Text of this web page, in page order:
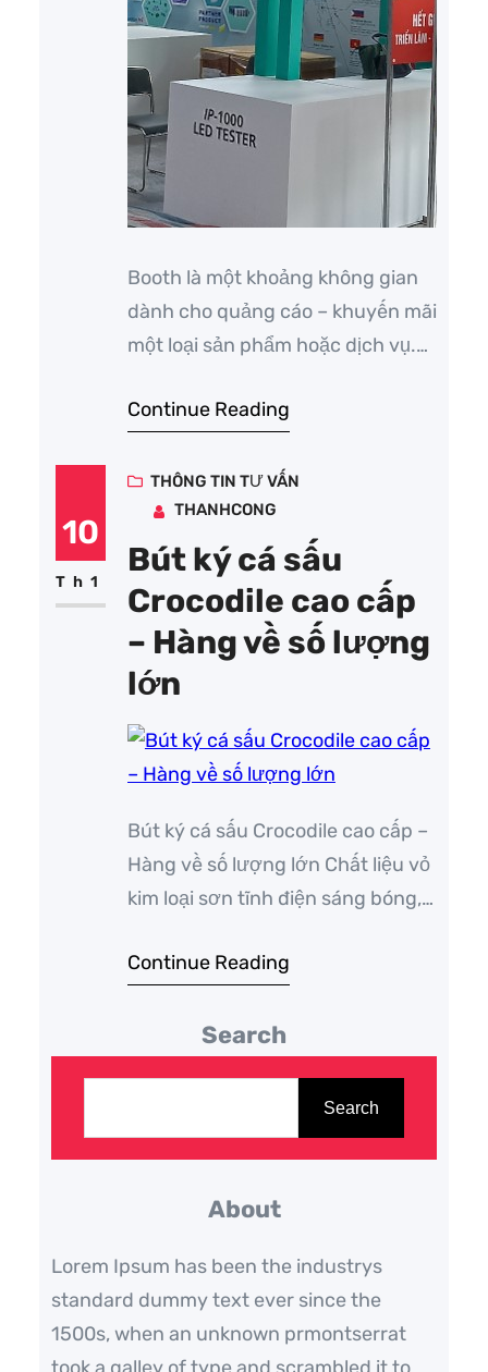
Booth là một khoảng không gian
dành cho quảng cáo – khuyến mãi
một loại sản phẩm hoặc dịch vụ.
những dịp giới thiệu sản phẩm,
phẩm mới tới khách hàng. Booth
quảng cáo hay còn được gọi là
gian hàng quảng cáo. Gian…
Continue Reading
10
Th1
THÔNG TIN TƯ VẤN
THANHCONG
Bút ký cá sấu
Crocodile cao cấp
– Hàng về số lượng
lớn
Bút ký cá sấu Crocodile cao cấp –
Hàng về số lượng lớn Chất liệu vỏ
kim loại sơn tĩnh điện sáng bóng,
sang trọng nổi bật. Hộp đựng vân
lên bút và hộp làm quà tặng đối
Continue Reading
Search
m
Search
About
Lorem Ipsum has been the industrys
standard dummy text ever since the
1500s, when an unknown prmontserrat